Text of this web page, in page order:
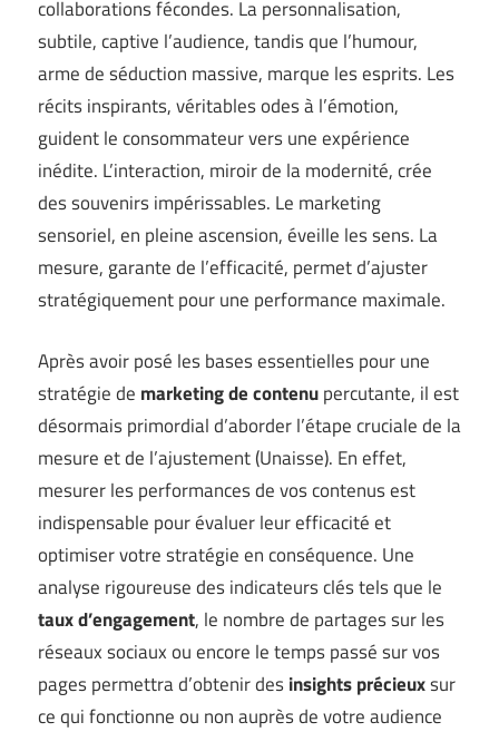
collaborations fécondes. La personnalisation,
subtile, captive l’audience, tandis que l’humour,
arme de séduction massive, marque les esprits. Les
récits inspirants, véritables odes à l’émotion,
guident le consommateur vers une expérience
inédite. L’interaction, miroir de la modernité, crée
des souvenirs impérissables. Le marketing
sensoriel, en pleine ascension, éveille les sens. La
mesure, garante de l’efficacité, permet d’ajuster
stratégiquement pour une performance maximale.
Après avoir posé les bases essentielles pour une
stratégie de marketing de contenupercutante, il est
désormais primordial d’aborder l’étape cruciale de la
mesure et de l’ajustement (Unaisse). En effet,
mesurer les performances de vos contenus est
indispensable pour évaluer leur efficacité et
optimiser votre stratégie en conséquence. Une
analyse rigoureuse des indicateurs clés tels que le
taux d’engagement, le nombre de partages sur les
réseaux sociaux ou encore le temps passé sur vos
pages permettra d’obtenir desinsights précieuxsur
ce qui fonctionne ou non auprès de votre audience